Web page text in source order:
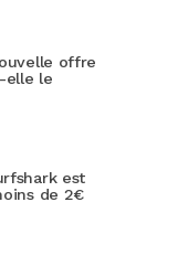
offre
elle le
est
de 2€